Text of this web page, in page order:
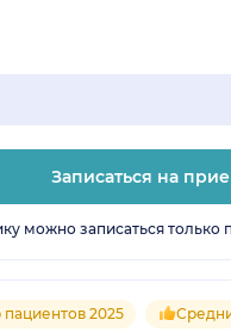
Записаться на
можно записаться только
2025